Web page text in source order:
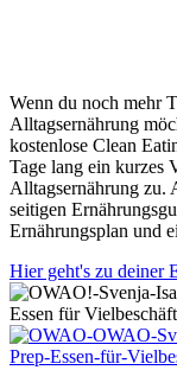
Wenn du noch mehr
Alltagsernährung
kostenlose Clean
Tage lang ein kurzes
Alltagsernährung zu.
seitigen
Ernährungsplan und
Hier geht's zu deiner